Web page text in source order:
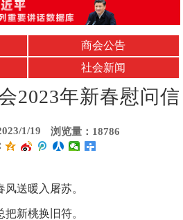
商会公告
社会新闻
2023年新春慰问信
1/19
浏览量：18786
送暖入屠苏。
新桃换旧符。